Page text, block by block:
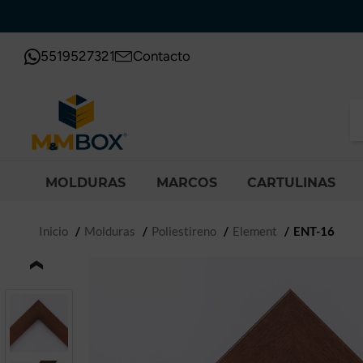
5519527321 Contacto
MOLDURAS MARCOS CARTULINAS
Inicio Molduras Poliestireno Element ENT-16
‹